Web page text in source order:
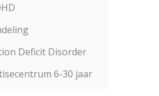
Deficit Disorder
6-30 jaar